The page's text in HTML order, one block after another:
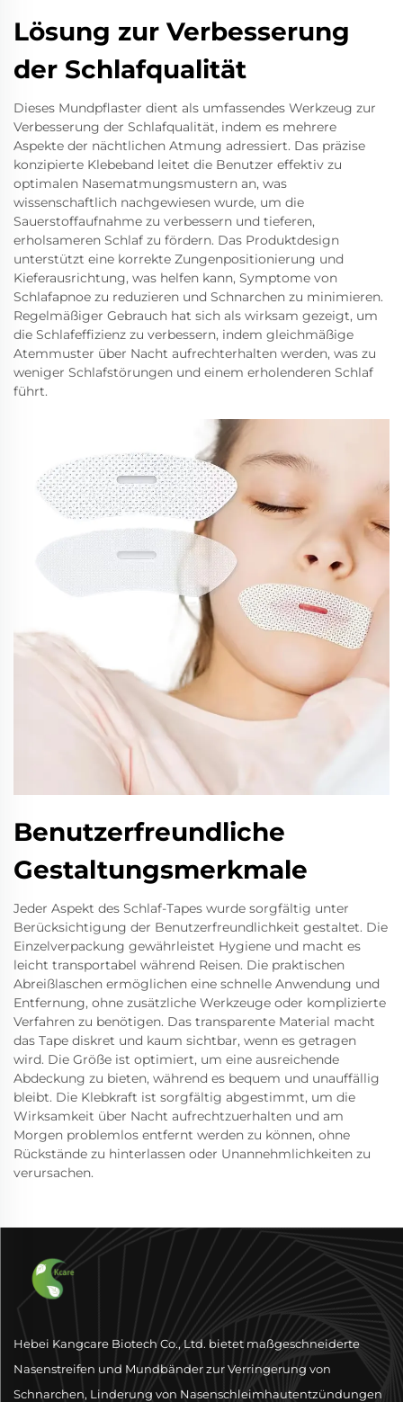
Lösung zur Verbesserung
der Schlafqualität
Dieses Mundpflaster dient als umfassendes Werkzeug zur
Verbesserung der Schlafqualität, indem es mehrere
Aspekte der nächtlichen Atmung adressiert. Das präzise
konzipierte Klebeband leitet die Benutzer effektiv zu
optimalen Nasematmungsmustern an, was
wissenschaftlich nachgewiesen wurde, um die
Sauerstoffaufnahme zu verbessern und tieferen,
erholsameren Schlaf zu fördern. Das Produktdesign
unterstützt eine korrekte Zungenpositionierung und
Kieferausrichtung, was helfen kann, Symptome von
Schlafapnoe zu reduzieren und Schnarchen zu minimieren.
Regelmäßiger Gebrauch hat sich als wirksam gezeigt, um
die Schlafeffizienz zu verbessern, indem gleichmäßige
Atemmuster über Nacht aufrechterhalten werden, was zu
weniger Schlafstörungen und einem erholenderen Schlaf
führt.
Benutzerfreundliche
Gestaltungsmerkmale
Jeder Aspekt des Schlaf-Tapes wurde sorgfältig unter
Berücksichtigung der Benutzerfreundlichkeit gestaltet. Die
Einzelverpackung gewährleistet Hygiene und macht es
leicht transportabel während Reisen. Die praktischen
Abreißlaschen ermöglichen eine schnelle Anwendung und
Entfernung, ohne zusätzliche Werkzeuge oder komplizierte
Verfahren zu benötigen. Das transparente Material macht
das Tape diskret und kaum sichtbar, wenn es getragen
wird. Die Größe ist optimiert, um eine ausreichende
Abdeckung zu bieten, während es bequem und unauffällig
bleibt. Die Klebkraft ist sorgfältig abgestimmt, um die
Wirksamkeit über Nacht aufrechtzuerhalten und am
Morgen problemlos entfernt werden zu können, ohne
Rückstände zu hinterlassen oder Unannehmlichkeiten zu
verursachen.
Hebei Kangcare Biotech Co., Ltd. bietet maßgeschneiderte
Nasenstreifen und Mundbänder zur Verringerung von
Schnarchen, Linderung von Nasenschleimhautentzündungen